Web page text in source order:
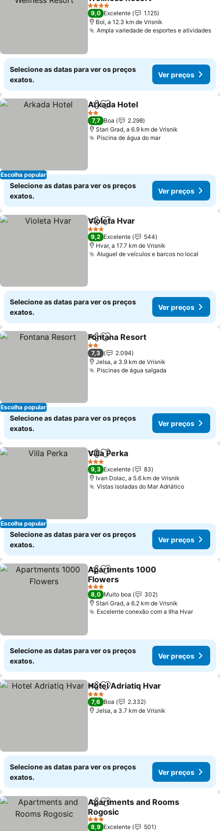
Ver preços
4 Estrelas
9,0 Excelente
1.125
Bol, a 12.3 km de Vrisnik
Ampla variedade de esportes e atividades
Selecione as datas para ver os preços
exatos.
Ver preços
Escolha popular
PartilharAdicionar aos favoritos
Arkada Hotel
2 Estrelas
7,7 Boa
2.298
Stari Grad, a 6.9 km de Vrisnik
Piscina de água do marVer preços
Selecione as datas para ver os preços
exatos.
Ver preços
PartilharAdicionar aos favoritos
Violeta Hvar
3 Estrelas
9,2 Excelente
544
Hvar, a 17.7 km de Vrisnik
Aluguel de veículos e barcos no local
Selecione as datas para ver os preços
exatos.
Ver preços
Escolha popular
PartilharAdicionar aos favoritos
Fontana Resort
2 Estrelas
7,3
2.094
Jelsa, a 3.9 km de Vrisnik
Piscinas de água salgada
Selecione as datas para ver os preços
exatos.
Ver preços
Escolha popular
PartilharAdicionar aos favoritos
Villa Perka
3 Estrelas
9,3 Excelente
83
Ivan Dolac, a 5.6 km de Vrisnik
Vistas isoladas do Mar AdriáticoVer
Selecione as datas para ver os preços
exatos.
Ver preços
PartilharAdicionar aos favoritos
Apartments 1000
Flowers
Ver preços
3 Estrelas
8,0 Muito boa
302
Stari Grad, a 6.2 km de Vrisnik
Excelente conexão com a Ilha HvarVer
Selecione as datas para ver os preços
exatos.
Ver preços
PartilharAdicionar aos favoritos
Hotel Аdriatiq Hvar
3 Estrelas
7,6 Boa
2.332
Jelsa, a 3.7 km de Vrisnik
Selecione as datas para ver os preços
exatos.
Ver preços
PartilharAdicionar aos favoritos
Apartments and Rooms
Rogosic
Ver preços
3 Estrelas
8,9 Excelente
501